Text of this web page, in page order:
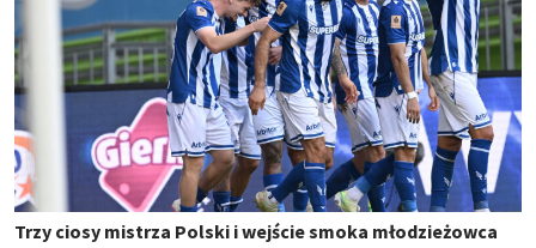
Trzy ciosy mistrza Polski i wejście smoka młodzieżowca